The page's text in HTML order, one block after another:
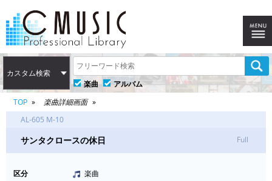
カスタム検索
楽曲
アルバム
TOP
楽曲詳細画面
AL-605 M-10
サンタクロースの休日 Full
区分
楽曲